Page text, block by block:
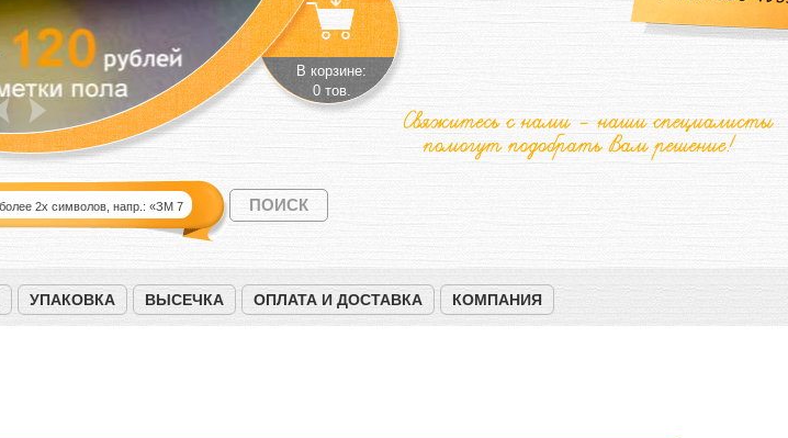
В корзине:
0 тов.
УПАКОВКА ВЫСЕЧКА ОПЛАТА И ДОСТАВКА КОМПАНИЯ